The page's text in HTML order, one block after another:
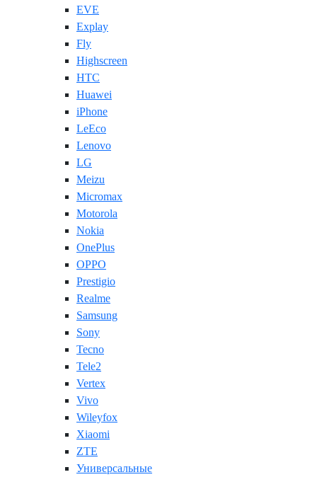
EVE
Explay
Fly
Highscreen
HTC
Huawei
iPhone
LeEco
Lenovo
LG
Meizu
Micromax
Motorola
Nokia
OnePlus
OPPO
Prestigio
Realme
Samsung
Sony
Tecno
Tele2
Vertex
Vivo
Wileyfox
Xiaomi
ZTE
Универсальные